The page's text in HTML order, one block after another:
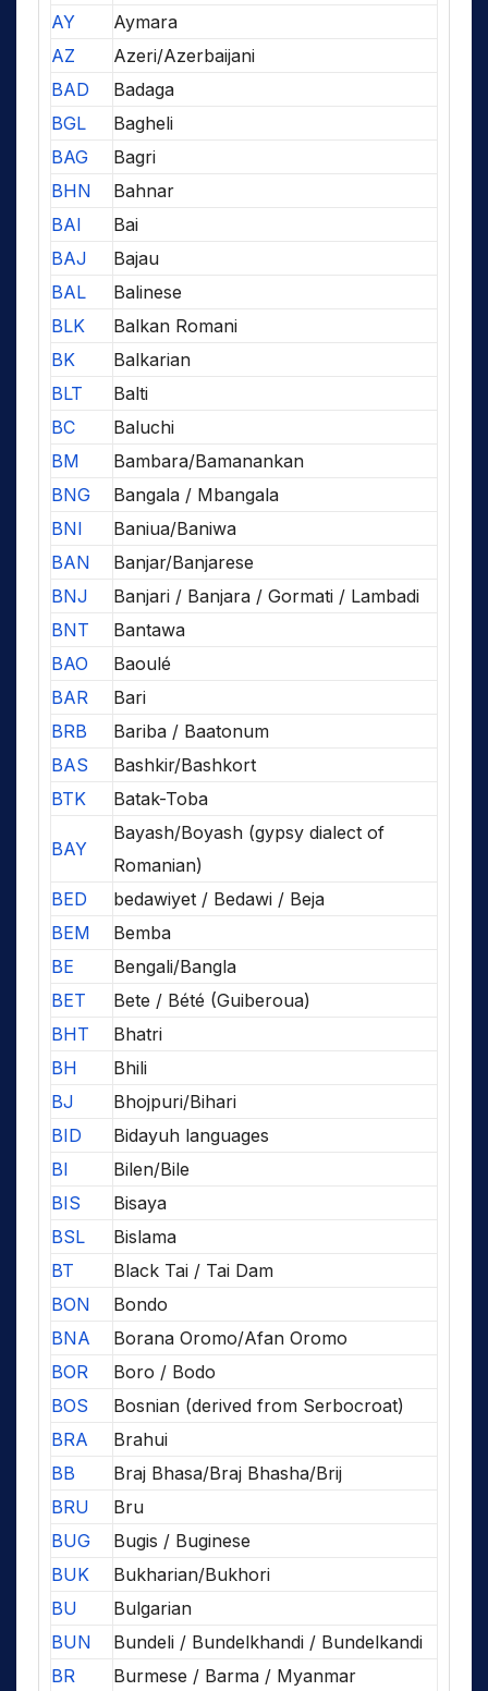
AY
Aymara
AZ
Azeri/Azerbaijani
BAD
Badaga
BGL
Bagheli
BAG
Bagri
BHN
Bahnar
BAI
Bai
BAJ
Bajau
BAL
Balinese
BLK
Balkan Romani
BK
Balkarian
BLT
Balti
BC
Baluchi
BM
Bambara/Bamanankan
BNG
Bangala / Mbangala
BNI
Baniua/Baniwa
BAN
Banjar/Banjarese
BNJ
Banjari / Banjara / Gormati / Lambadi
BNT
Bantawa
BAO
Baoulé
BAR
Bari
BRB
Bariba / Baatonum
BAS
Bashkir/Bashkort
BTK
Batak-Toba
BAY
Bayash/Boyash (gypsy dialect of
Romanian)
BED
bedawiyet / Bedawi / Beja
BEM
Bemba
BE
Bengali/Bangla
BET
Bete / Bété (Guiberoua)
BHT
Bhatri
BH
Bhili
BJ
Bhojpuri/Bihari
BID
Bidayuh languages
BI
Bilen/Bile
BIS
Bisaya
BSL
Bislama
BT
Black Tai / Tai Dam
BON
Bondo
BNA
Borana Oromo/Afan Oromo
BOR
Boro / Bodo
BOS
Bosnian (derived from Serbocroat)
BRA
Brahui
BB
Braj Bhasa/Braj Bhasha/Brij
BRU
Bru
BUG
Bugis / Buginese
BUK
Bukharian/Bukhori
BU
Bulgarian
BUN
Bundeli / Bundelkhandi / Bundelkandi
BR
Burmese / Barma / Myanmar